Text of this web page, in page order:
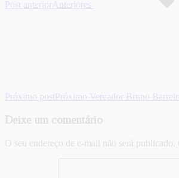
Post anterior Anteriores
Próximo post Próximo Vereador Bruno
Deixe um comentário
O seu endereço de e-mail não será publicado.